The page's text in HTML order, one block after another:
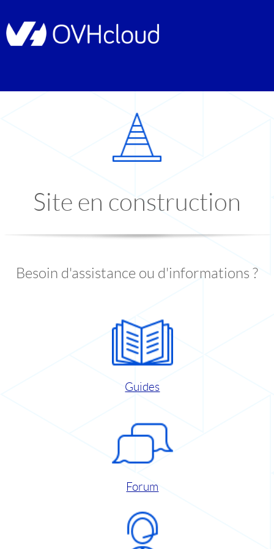
Site en construction
Besoin d'assistance ou d'informations ?
Guides
Forum